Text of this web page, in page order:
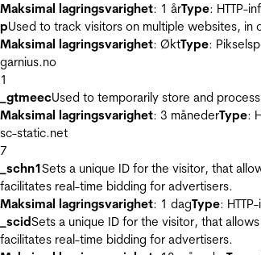
Maksimal lagringsvarighet: 1 årType: HTTP-
pUsed to track visitors on multiple websites,
Maksimal lagringsvarighet: ØktType:
garnius.no
1
_gtmeecUsed to temporarily store and
Maksimal lagringsvarighet: 3 månederType:
sc-static.net
7
_schn1Sets a unique ID for the visitor, that
facilitates real-time bidding for advertisers.
Maksimal lagringsvarighet: 1 dagType:
_scidSets a unique ID for the visitor, that
facilitates real-time bidding for advertisers.